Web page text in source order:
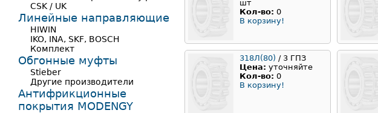
шт
Кол-во: 0
В корзину!
318Л(80) / 3 ГПЗ
Цена: уточняйте
Кол-во: 0
В корзину!
CSK / UK
Линейные направляющие
HIWIN
IKO, INA, SKF, BOSCH
Комплект
Обгонные муфты
Stieber
Другие производители
Антифрикционные
покрытия MODENGY